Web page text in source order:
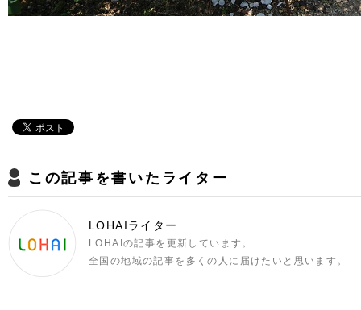
この記事を書いたライター
LOHAIライター
LOHAIの記事を更新しています。
全国の地域の記事を多くの人に届けたいと思います。